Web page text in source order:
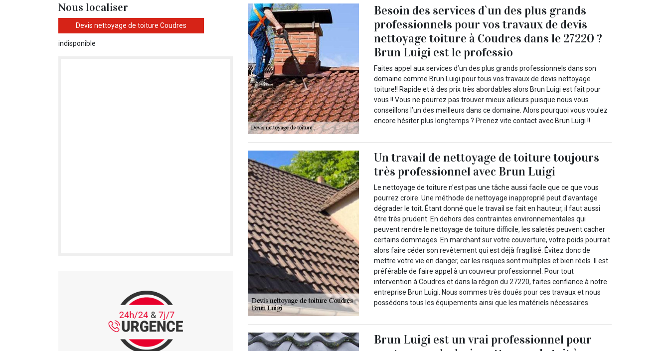
Nous localiser
Devis nettoyage de toiture Coudres
indisponible
Besoin des services d`un des plus grands
professionnels pour vos travaux de devis
nettoyage toiture à Coudres dans le 27220 ?
Brun Luigi est le professio
Faites appel aux services d’un des plus grands professionnels dans son
domaine comme Brun Luigi pour tous vos travaux de devis nettoyage
toiture!! Rapide et à des prix très abordables alors Brun Luigi est fait pour
vous !! Vous ne pourrez pas trouver mieux ailleurs puisque nous vous
conseillons l’un des meilleurs dans ce domaine. Alors pourquoi vous voulez
encore hésiter plus longtemps ? Prenez vite contact avec Brun Luigi !!
Un travail de nettoyage de toiture toujours
très professionnel avec Brun Luigi
Le nettoyage de toiture n'est pas une tâche aussi facile que ce que vous
pourrez croire. Une méthode de nettoyage inapproprié peut d’avantage
dégrader le toit. Étant donné que le travail se fait en hauteur, il faut aussi
être très prudent. En dehors des contraintes environnementales qui
peuvent rendre le nettoyage de toiture difficile, les saletés peuvent cacher
certains dommages. En marchant sur votre couverture, votre poids pourrait
alors faire céder son revêtement qui est déjà fragilisé. Évitez donc de
mettre votre vie en danger, car les risques sont multiples et bien réels. Il est
préférable de faire appel à un couvreur professionnel. Pour tout
intervention à Coudres et dans la région du 27220, faites confiance à notre
entreprise Brun Luigi. Nous sommes très doués pour ces travaux et nous
possédons tous les équipements ainsi que les matériels nécessaires.
Brun Luigi est un vrai professionnel pour